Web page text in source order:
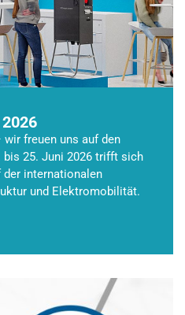
wir freuen uns auf den
bis 25. Juni 2026 trifft sich
der internationalen
und Elektromobilität.